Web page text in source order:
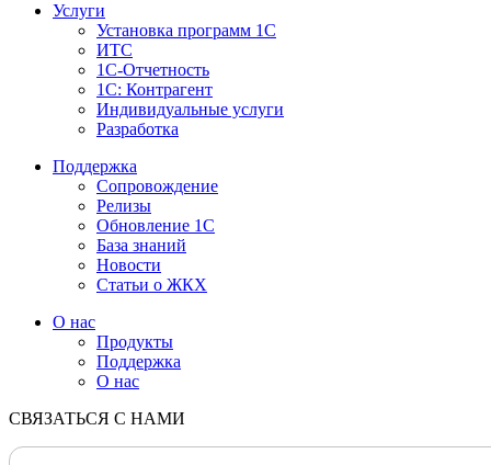
Услуги
Установка программ 1С
ИТС
1С-Отчетность
1С: Контрагент
Индивидуальные услуги
Разработка
Поддержка
Сопровождение
Релизы
Обновление 1С
База знаний
Новости
Статьи о ЖКХ
О нас
Продукты
Поддержка
О нас
СВЯЗАТЬСЯ С НАМИ